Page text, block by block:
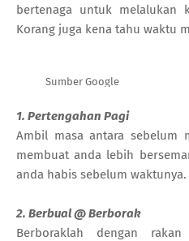
bertenaga untuk melalukan
Korang juga kena tahu waktu
Sumber Google
1. Pertengahan Pagi
Ambil masa antara sebelum
membuat anda lebih
anda habis sebelum waktunya.
2. Berbual @ Berborak
Berboraklah dengan